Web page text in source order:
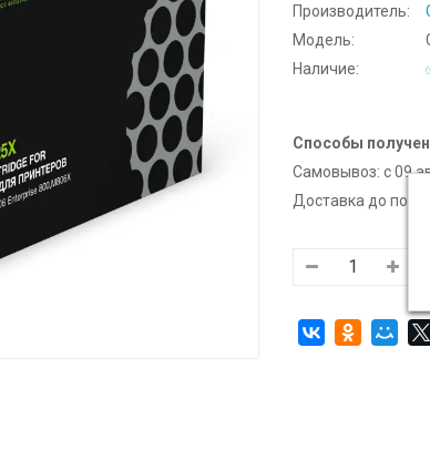
Производитель:
Модель:
Наличие:
Способы
Самовывоз: c 09
Доставка до